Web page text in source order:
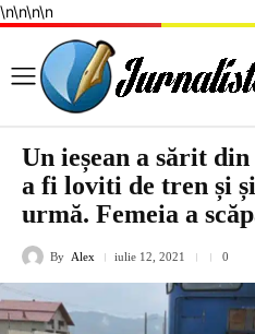
\n\n\n\n
Un ieșean a sărit
a fi loviti de tren și
urmă. Femeia a
By Alex iulie 12, 2021 0